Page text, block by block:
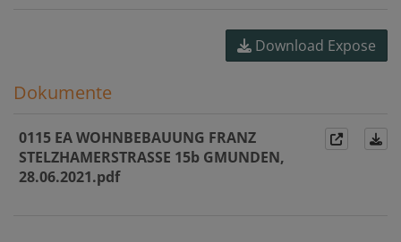
Download Expose
Dokumente
0115 EA WOHNBEBAUUNG FRANZ
STELZHAMERSTRASSE 15b GMUNDEN,
28.06.2021.pdf